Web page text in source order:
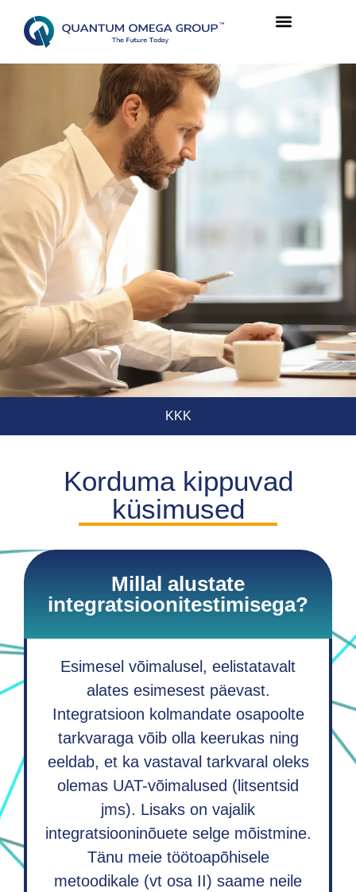
KKK
Korduma kippuvad
küsimused
Millal alustate
integratsioonitestimisega?
Esimesel võimalusel, eelistatavalt
alates esimesest päevast.
Integratsioon kolmandate osapoolte
tarkvaraga võib olla keerukas ning
eeldab, et ka vastaval tarkvaral oleks
olemas UAT-võimalused (litsentsid
jms). Lisaks on vajalik
integratsiooninõuete selge mõistmine.
Tänu meie töötoapõhisele
metoodikale (vt osa II) saame neile